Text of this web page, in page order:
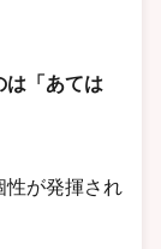
は「あては
性が発揮され